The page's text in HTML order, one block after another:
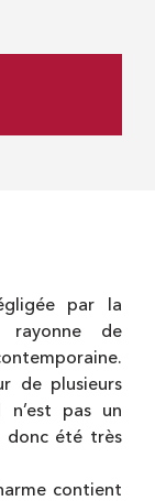
par la
rayonne de
de plusieurs
pas un
donc été très
contient